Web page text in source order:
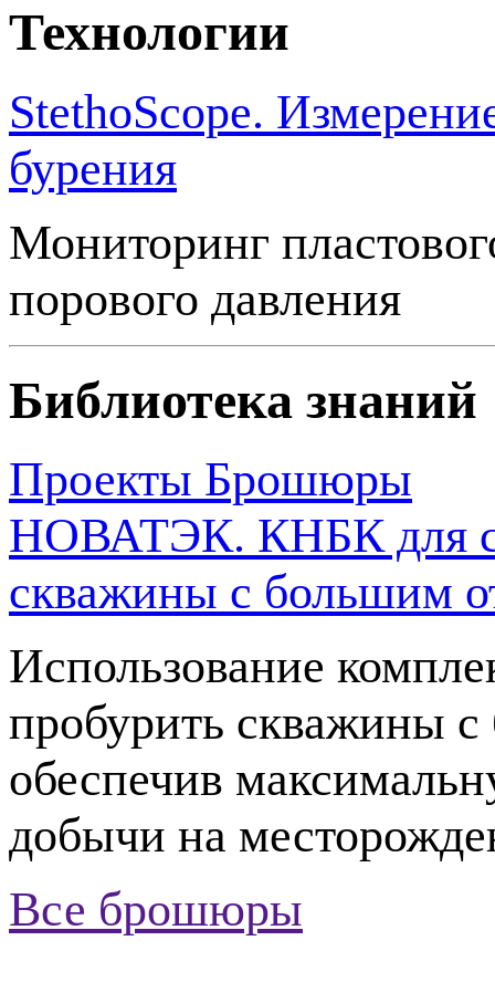
Технологии
StethoScope.
бурения
Мониторинг
порового давления
Библиотека знаний
Проекты Брошюры
НОВАТЭК. КНБК для
скважины с большим
Использование
пробурить скважины
обеспечив
добычи на
Все брошюры